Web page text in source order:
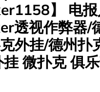
】 电
透视作弊器/
外挂/德州
微扑克 俱